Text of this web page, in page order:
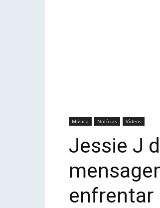
Música Notícias Vídeos
Jessie J
enfrentar